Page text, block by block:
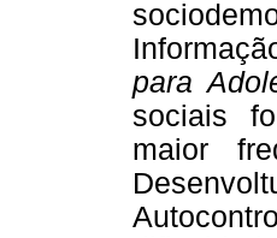
para
sociais
maior